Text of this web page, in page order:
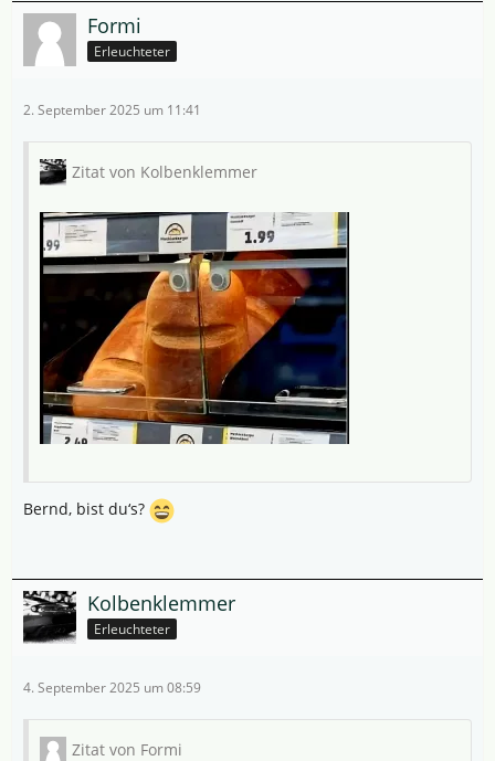
Formi
Erleuchteter
2. September 2025 um 11:41
Zitat von Kolbenklemmer
Bernd, bist du‘s?
Kolbenklemmer
Erleuchteter
4. September 2025 um 08:59
Zitat von Formi